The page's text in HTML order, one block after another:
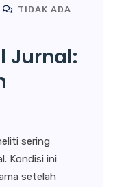
TIDAK ADA
Jurnal:
sering
Kondisi ini
setelah